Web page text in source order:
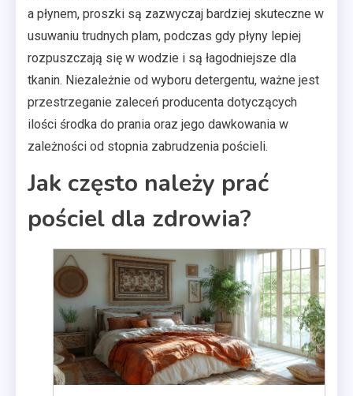
a płynem, proszki są zazwyczaj bardziej skuteczne w
usuwaniu trudnych plam, podczas gdy płyny lepiej
rozpuszczają się w wodzie i są łagodniejsze dla
tkanin. Niezależnie od wyboru detergentu, ważne jest
przestrzeganie zaleceń producenta dotyczących
ilości środka do prania oraz jego dawkowania w
zależności od stopnia zabrudzenia pościeli.
Jak często należy prać
pościel dla zdrowia?